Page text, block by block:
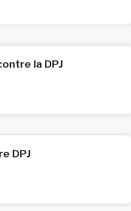
la DPJ
DPJ